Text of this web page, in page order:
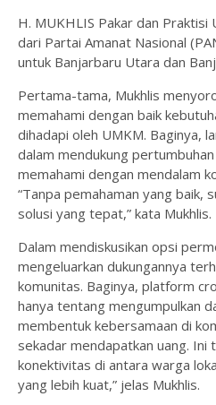
H. MUKHLIS Pakar dan Praktisi
dari Partai Amanat Nasional
untuk Banjarbaru Utara dan
Pertama-tama, Mukhlis
memahami dengan baik
dihadapi oleh UMKM. Baginya,
dalam mendukung
memahami dengan mendalam
“Tanpa pemahaman yang baik,
solusi yang tepat,” kata Mukhlis.
Dalam mendiskusikan opsi
mengeluarkan dukungannya
komunitas. Baginya, platform
hanya tentang mengumpulkan
membentuk kebersamaan di
sekadar mendapatkan uang. Ini
konektivitas di antara warga
yang lebih kuat,” jelas Mukhlis.